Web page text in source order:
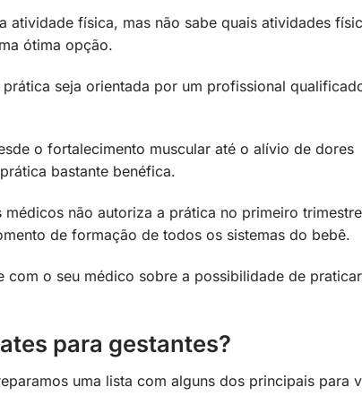
atividade física, mas não sabe quais atividades
ótima opção.
seja orientada por um profissional
o fortalecimento muscular até o alívio de dores
bastante benéfica.
não autoriza a prática no primeiro
de formação de todos os sistemas do bebê.
com o seu médico sobre a possibilidade de praticar
para gestantes?
uma lista com alguns dos principais para